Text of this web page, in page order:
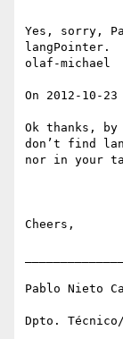
Yes, sorry,
langPointer.
olaf-michael
On 2012-10-
Ok thanks,
don’t find
nor in your
Cheers,
Pablo Nieto
Dpto.